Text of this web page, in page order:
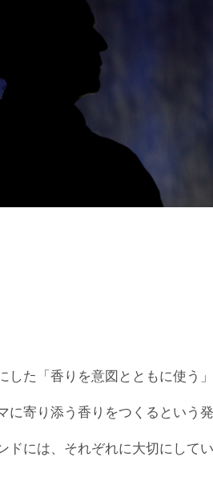
した「香りを意図とともに使う
に寄り添う香りをつくるという
ドには、それぞれに大切にして